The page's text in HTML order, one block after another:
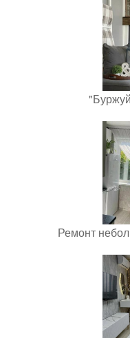
Ремонт